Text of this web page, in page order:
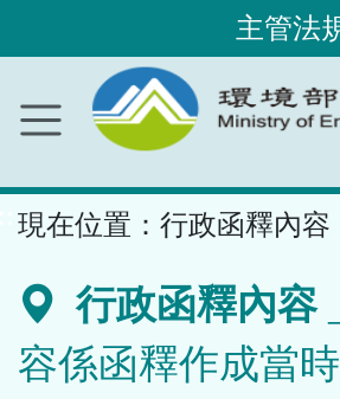
內
容
主管法
現在位置： 行政函釋內容
行政函釋內容
容係函釋作成當